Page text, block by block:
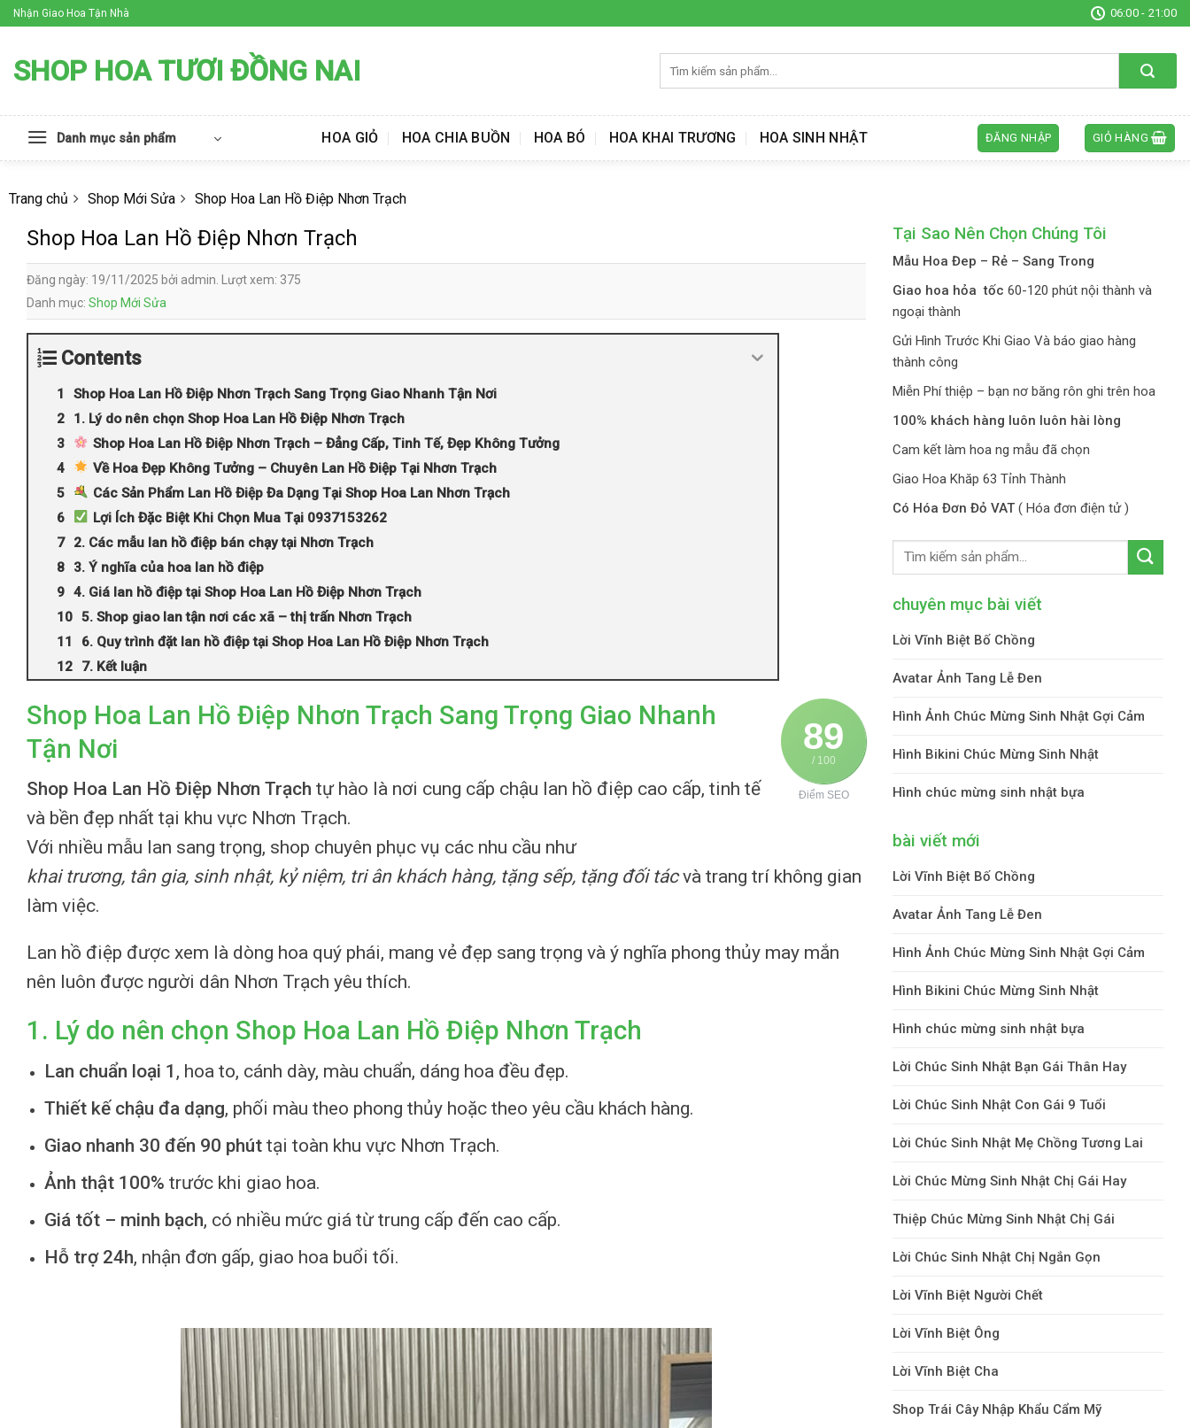
Skip
to
Nhận Giao Hoa Tận Nhà 06:00 - 21:00
SHOP HOA TƯƠI ĐỒNG NAI
kiếm:
Danh mục sản phẩm HOA GIỎ HOA CHIA BUỒN HOA BÓ HOA KHAI TRƯƠNG HOA SINH NHẬT ĐĂNG NHẬP GIỎ HÀNG
Trang chủ Shop Mới Sửa Shop Hoa Lan Hồ Điệp Nhơn Trạch
Shop Hoa Lan Hồ Điệp Nhơn Trạch
Đăng ngày: 19/11/2025 bởi admin. Lượt xem: 375
Danh mục: Shop Mới Sửa
Contents
Shop Hoa Lan Hồ Điệp Nhơn Trạch Sang Trọng Giao Nhanh Tận Nơi
1. Lý do nên chọn Shop Hoa Lan Hồ Điệp Nhơn Trạch
Shop Hoa Lan Hồ Điệp Nhơn Trạch – Đẳng Cấp, Tinh Tế, Đẹp Không Tưởng
Về Hoa Đẹp Không Tưởng – Chuyên Lan Hồ Điệp Tại Nhơn Trạch
Các Sản Phẩm Lan Hồ Điệp Đa Dạng Tại Shop Hoa Lan Nhơn Trạch
Lợi Ích Đặc Biệt Khi Chọn Mua Tại 0937153262
2. Các mẫu lan hồ điệp bán chạy tại Nhơn Trạch
3. Ý nghĩa của hoa lan hồ điệp
4. Giá lan hồ điệp tại Shop Hoa Lan Hồ Điệp Nhơn Trạch
5. Shop giao lan tận nơi các xã – thị trấn Nhơn Trạch
6. Quy trình đặt lan hồ điệp tại Shop Hoa Lan Hồ Điệp Nhơn Trạch
7. Kết luận
89
/ 100
Điểm SEO
Shop Hoa Lan Hồ Điệp Nhơn Trạch Sang Trọng Giao Nhanh
Tận Nơi
Shop Hoa Lan Hồ Điệp Nhơn Trạch tự hào là nơi cung cấp chậu lan hồ điệp cao cấp, tinh tế
và bền đẹp nhất tại khu vực Nhơn Trạch.
Với nhiều mẫu lan sang trọng, shop chuyên phục vụ các nhu cầu như
khai trương, tân gia, sinh nhật, kỷ niệm, tri ân khách hàng, tặng sếp, tặng đối tácvà trang trí không gian
làm việc.
Lan hồ điệp được xem là dòng hoa quý phái, mang vẻ đẹp sang trọng và ý nghĩa phong thủy may mắn
nên luôn được người dân Nhơn Trạch yêu thích.
1. Lý do nên chọn Shop Hoa Lan Hồ Điệp Nhơn Trạch
Lan chuẩn loại 1 , hoa to, cánh dày, màu chuẩn, dáng hoa đều đẹp.
Thiết kế chậu đa dạng, phối màu theo phong thủy hoặc theo yêu cầu khách hàng.
Giao nhanh 30 đến 90 phúttại toàn khu vực Nhơn Trạch.
Ảnh thật 100% trước khi giao hoa.
Giá tốt – minh bạch, có nhiều mức giá từ trung cấp đến cao cấp.
Hỗ trợ 24h, nhận đơn gấp, giao hoa buổi tối.
Tại Sao Nên Chọn Chúng Tôi
Mẫu Hoa Đep – Rẻ – Sang Trong
Giao hoa hỏa tốc 60-120 phút nội thành và
ngoại thành
Gửi Hình Trước Khi Giao Và báo giao hàng
thành công
Miễn Phí thiệp – bạn nơ băng rôn ghi trên hoa
100% khách hàng luôn luôn hài lòng
Cam kết làm hoa ng mẫu đã chọn
Giao Hoa Khăp 63 Tỉnh Thành
Có Hóa Đơn Đỏ VAT ( Hóa đơn điện tử )
chuyên mục bài viết
Lời Vĩnh Biệt Bố Chồng
Avatar Ảnh Tang Lễ Đen
Hình Ảnh Chúc Mừng Sinh Nhật Gợi Cảm
Hình Bikini Chúc Mừng Sinh Nhật
Hình chúc mừng sinh nhật bựa
bài viết mới
Lời Vĩnh Biệt Bố Chồng
Avatar Ảnh Tang Lễ Đen
Hình Ảnh Chúc Mừng Sinh Nhật Gợi Cảm
Hình Bikini Chúc Mừng Sinh Nhật
Hình chúc mừng sinh nhật bựa
Lời Chúc Sinh Nhật Bạn Gái Thân Hay
Lời Chúc Sinh Nhật Con Gái 9 Tuổi
Lời Chúc Sinh Nhật Mẹ Chồng Tương Lai
Lời Chúc Mừng Sinh Nhật Chị Gái Hay
Thiệp Chúc Mừng Sinh Nhật Chị Gái
Lời Chúc Sinh Nhật Chị Ngắn Gọn
Lời Vĩnh Biệt Người Chết
Lời Vĩnh Biệt Ông
Lời Vĩnh Biệt Cha
Shop Trái Cây Nhập Khẩu Cẩm Mỹ